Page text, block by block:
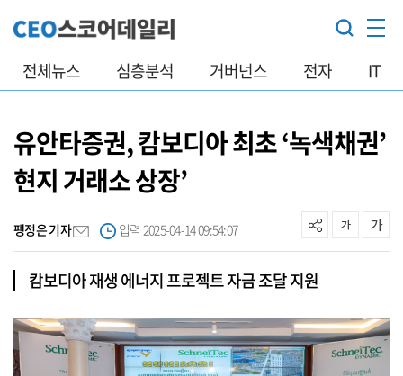
전체뉴스 심층분석 거버넌스 전자 IT
유안타증권, 캄보디아 최초 ‘녹색채권’
현지 거래소 상장’
팽정은 기자 입력 2025-04-14 09:54:07
캄보디아 재생 에너지 프로젝트 자금 조달 지원